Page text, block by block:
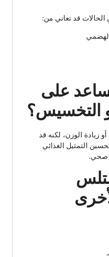
الحالات قد تعاني من:
على
التخسيس؟
زيادة الوزن، لكنه قد
التمثيل الغذائي
صحي.